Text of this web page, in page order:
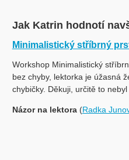
Jak Katrin hodnotí
Minimalistický stříbrný
Workshop Minimalistický
bez chyby, lektorka je úžasná
chybičky. Děkuji, určitě to
Názor na lektora(Radka